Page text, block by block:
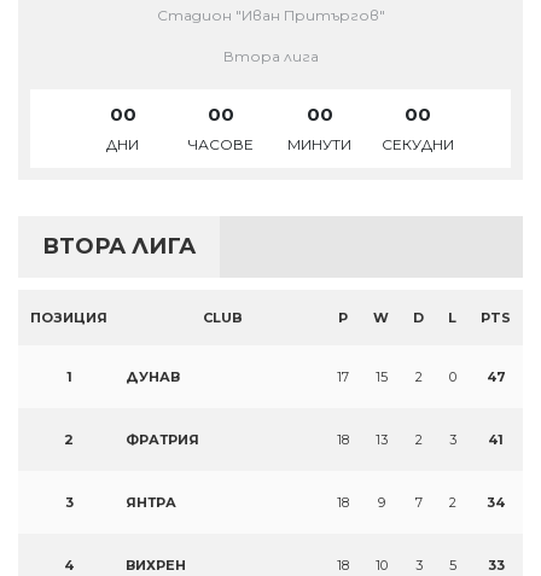
Стадион "Иван Притъргов"
Втора лига
00
ДНИ
00
ЧАСОВЕ
00
МИНУТИ
00
СЕКУДНИ
ВТОРА ЛИГА
ПОЗИЦИЯ CLUB P W D L PTS
1 ДУНАВ 17 15 2 0 47
2 ФРАТРИЯ 18 13 2 3 41
3 ЯНТРА 18 9 7 2 34
4 ВИХРЕН 18 10 3 5 33